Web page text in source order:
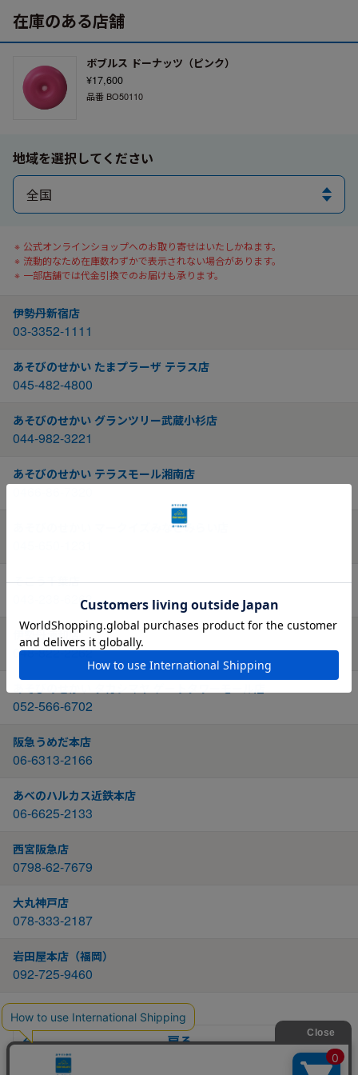
在庫のある店舗
ボブルス ドーナッツ（ピンク）
¥17,600
品番 BO50110
地域を選択してください
公式オンラインショップへのお取り寄せはいたしかねます。
流動的なため在庫数わずかで表示されない場合があります。
一部店舗では代金引換でのお届けも承ります。
伊勢丹新宿店
03-3352-1111
あそびのせかい たまプラーザ テラス店
045-482-4800
あそびのせかい グランツリー武蔵小杉店
044-982-3221
あそびのせかい テラスモール湘南店
あそびのせかい マークイズみなとみらい店
そごう千葉店
043-238-6263
伊勢丹浦和店
048-822-2262
052-566-6702
阪急うめだ本店
06-6313-2166
あべのハルカス近鉄本店
06-6625-2133
西宮阪急店
0798-62-7679
大丸神戸店
078-333-2187
岩田屋本店（福岡）
092-725-9460
戻る